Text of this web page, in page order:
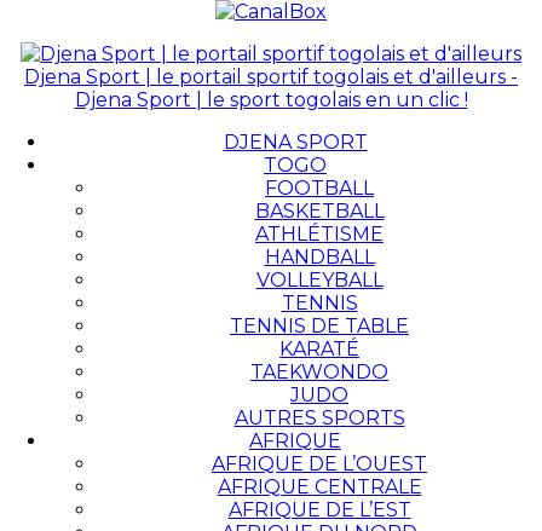
Djena Sport | le portail sportif togolais et d'ailleurs -
Djena Sport | le sport togolais en un clic !
DJENA SPORT
TOGO
FOOTBALL
BASKETBALL
ATHLÉTISME
HANDBALL
VOLLEYBALL
TENNIS
TENNIS DE TABLE
KARATÉ
TAEKWONDO
JUDO
AUTRES SPORTS
AFRIQUE
AFRIQUE DE L’OUEST
AFRIQUE CENTRALE
AFRIQUE DE L’EST